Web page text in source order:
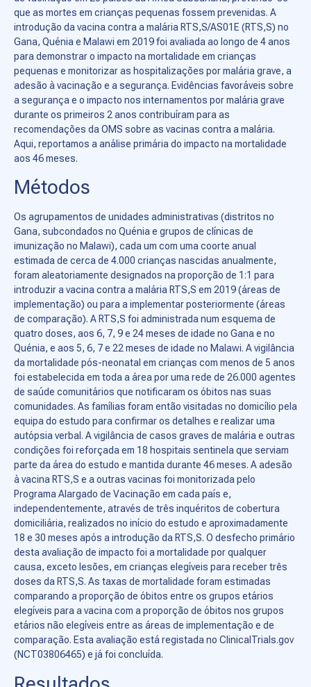
que as mortes em crianças pequenas fossem prevenidas. A
introdução da vacina contra a malária RTS,S/AS01E (RTS,S) no
Gana, Quénia e Malawi em 2019 foi avaliada ao longo de 4 anos
para demonstrar o impacto na mortalidade em crianças
pequenas e monitorizar as hospitalizações por malária grave, a
adesão à vacinação e a segurança. Evidências favoráveis ​​sobre
a segurança e o impacto nos internamentos por malária grave
durante os primeiros 2 anos contribuíram para as
recomendações da OMS sobre as vacinas contra a malária.
Aqui, reportamos a análise primária do impacto na mortalidade
aos 46 meses.
Métodos
Os agrupamentos de unidades administrativas (distritos no
Gana, subcondados no Quénia e grupos de clínicas de
imunização no Malawi), cada um com uma coorte anual
estimada de cerca de 4.000 crianças nascidas anualmente,
foram aleatoriamente designados na proporção de 1:1 para
introduzir a vacina contra a malária RTS,S em 2019 (áreas de
implementação) ou para a implementar posteriormente (áreas
de comparação). A RTS,S foi administrada num esquema de
quatro doses, aos 6, 7, 9 e 24 meses de idade no Gana e no
Quénia, e aos 5, 6, 7 e 22 meses de idade no Malawi. A vigilância
da mortalidade pós-neonatal em crianças com menos de 5 anos
foi estabelecida em toda a área por uma rede de 26.000 agentes
de saúde comunitários que notificaram os óbitos nas suas
comunidades. As famílias foram então visitadas no domicílio pela
equipa do estudo para confirmar os detalhes e realizar uma
autópsia verbal. A vigilância de casos graves de malária e outras
condições foi reforçada em 18 hospitais sentinela que serviam
parte da área do estudo e mantida durante 46 meses. A adesão
à vacina RTS,S e a outras vacinas foi monitorizada pelo
Programa Alargado de Vacinação em cada país e,
independentemente, através de três inquéritos de cobertura
domiciliária, realizados no início do estudo e aproximadamente
18 e 30 meses após a introdução da RTS,S. O desfecho primário
desta avaliação de impacto foi a mortalidade por qualquer
causa, exceto lesões, em crianças elegíveis para receber três
doses da RTS,S. As taxas de mortalidade foram estimadas
comparando a proporção de óbitos entre os grupos etários
elegíveis para a vacina com a proporção de óbitos nos grupos
etários não elegíveis entre as áreas de implementação e de
comparação. Esta avaliação está registada no ClinicalTrials.gov
(NCT03806465) e já foi concluída.